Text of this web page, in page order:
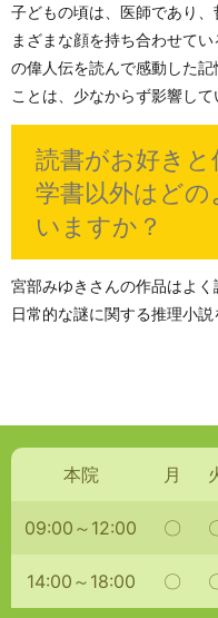
子どもの頃は、医師であり
まざまな顔を持ち合わせて
の偉人伝を読んで感動した
ことは、少なからず影響して
読書がお好き
学書以外はど
いますか？
宮部みゆきさんの作品はよく
日常的な謎に関する推理小説
本院 月
09:00～12:00 〇
14:00～18:00 〇